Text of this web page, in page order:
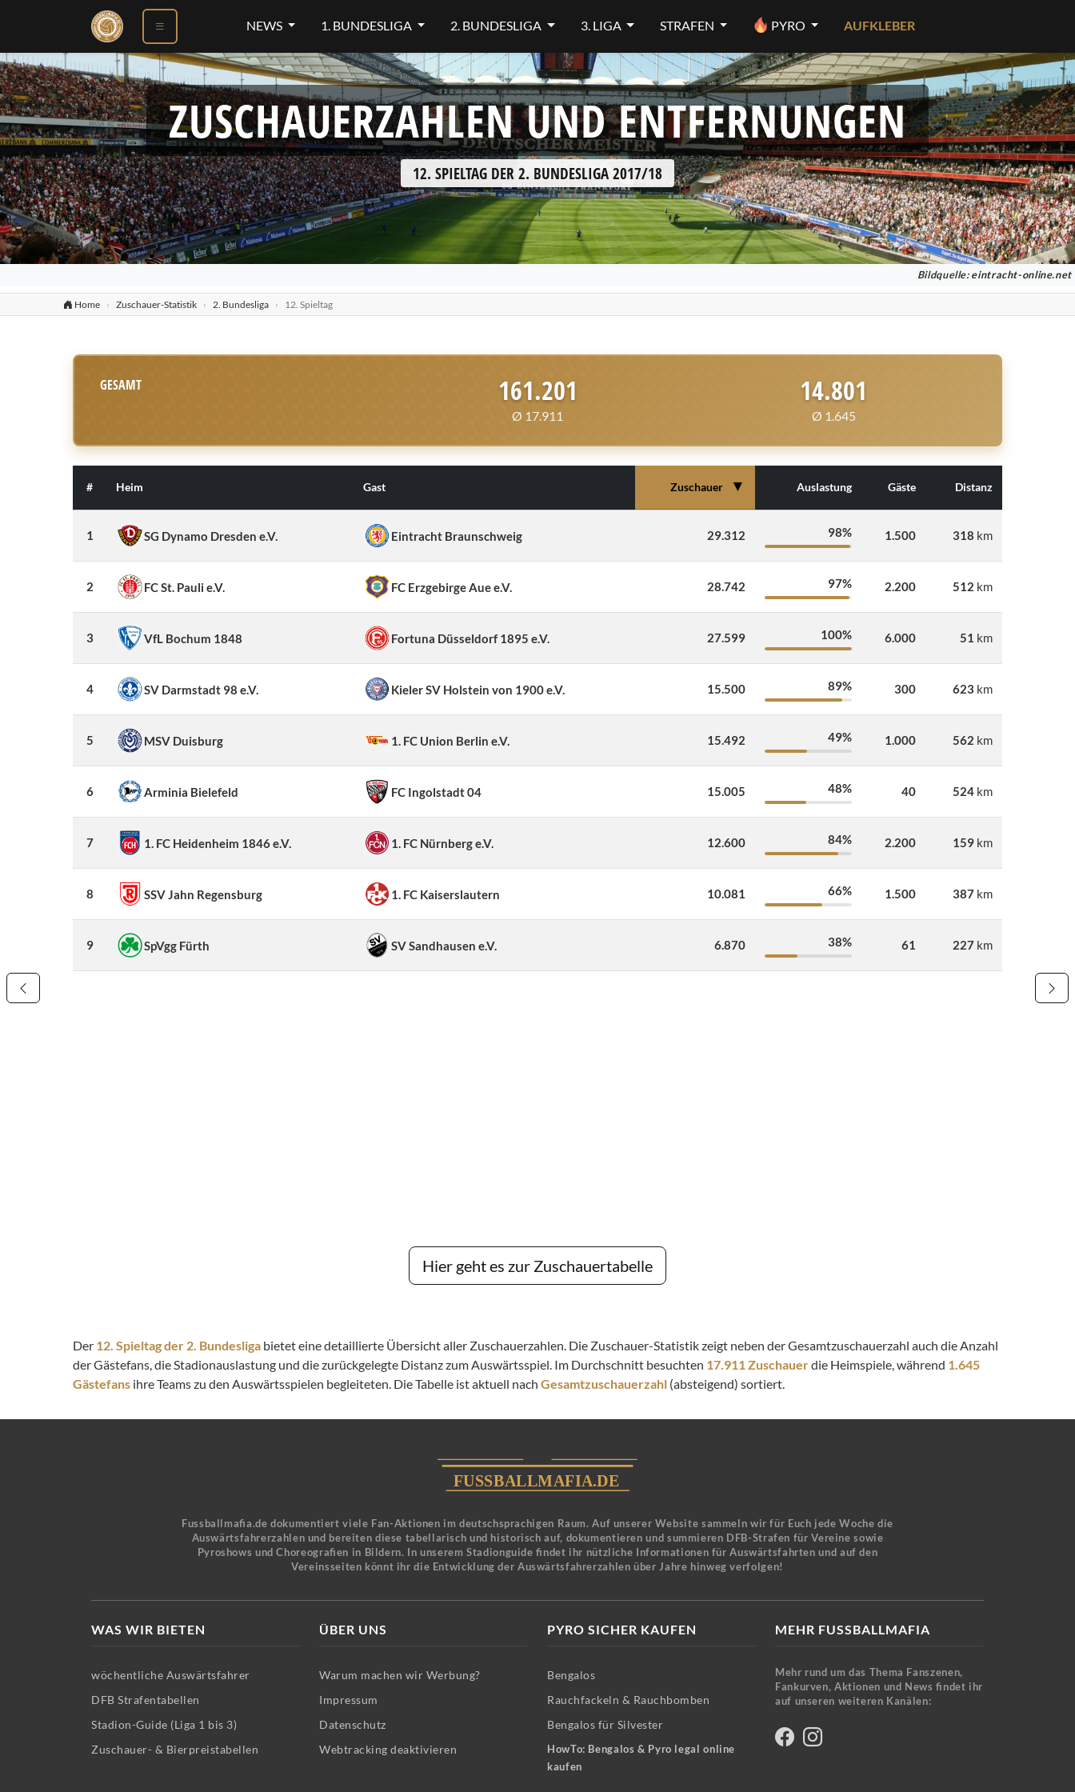
NEWS 1. BUNDESLIGA 2. BUNDESLIGA 3. LIGA STRAFEN PYRO AUFKLEBER
ZUSCHAUERZAHLEN UND ENTFERNUNGEN
12. SPIELTAG DER 2. BUNDESLIGA 2017/18
Bildquelle: eintracht-online.net
Home Zuschauer-Statistik 2. Bundesliga 12. Spieltag
GESAMT 161.201
Ø 17.911
14.801
Ø 1.645
# Heim Gast Zuschauer ▼ Auslastung Gäste Distanz
1 SG Dynamo Dresden e.V. Eintracht Braunschweig 29.312 98% 1.500 318 km
2 FC St. Pauli e.V. FC Erzgebirge Aue e.V. 28.742 97% 2.200 512 km
3 VfL Bochum 1848 Fortuna Düsseldorf 1895 e.V. 27.599 100% 6.000 51 km
4 SV Darmstadt 98 e.V. Kieler SV Holstein von 1900 e.V. 15.500 89% 300 623 km
5 MSV Duisburg 1. FC Union Berlin e.V. 15.492 49% 1.000 562 km
6 Arminia Bielefeld FC Ingolstadt 04 15.005 48% 40 524 km
7 1. FC Heidenheim 1846 e.V. 1. FC Nürnberg e.V. 12.600 84% 2.200 159 km
8 SSV Jahn Regensburg 1. FC Kaiserslautern 10.081 66% 1.500 387 km
9 SpVgg Fürth SV Sandhausen e.V. 6.870 38% 61 227 km
Hier geht es zur Zuschauertabelle
Der 12. Spieltag der 2. Bundesliga bietet eine detaillierte Übersicht aller Zuschauerzahlen. Die Zuschauer-Statistik zeigt neben der Gesamtzuschauerzahl auch die Anzahl
der Gästefans, die Stadionauslastung und die zurückgelegte Distanz zum Auswärtsspiel. Im Durchschnitt besuchten 17.911 Zuschauerdie Heimspiele, während 1.645
Gästefans ihre Teams zu den Auswärtsspielen begleiteten. Die Tabelle ist aktuell nach Gesamtzuschauerzahl (absteigend) sortiert.
Fussballmafia.de dokumentiert viele Fan-Aktionen im deutschsprachigen Raum. Auf unserer Website sammeln wir für Euch jede Woche die
Auswärtsfahrerzahlen und bereiten diese tabellarisch und historisch auf, dokumentieren und summieren DFB-Strafen für Vereine sowie
Pyroshows und Choreografien in Bildern. In unserem Stadionguide findet ihr nützliche Informationen für Auswärtsfahrten und auf den
Vereinsseiten könnt ihr die Entwicklung der Auswärtsfahrerzahlen über Jahre hinweg verfolgen!
WAS WIR BIETEN
wöchentliche Auswärtsfahrer
DFB Strafentabellen
Stadion-Guide (Liga 1 bis 3)
Zuschauer- & Bierpreistabellen
ÜBER UNS
Warum machen wir Werbung?
Impressum
Datenschutz
Webtracking deaktivieren
PYRO SICHER KAUFEN
Bengalos
Rauchfackeln & Rauchbomben
Bengalos für Silvester
HowTo: Bengalos & Pyro legal online
kaufen
MEHR FUSSBALLMAFIA
Mehr rund um das Thema Fanszenen,
Fankurven, Aktionen und News findet ihr
auf unseren weiteren Kanälen: